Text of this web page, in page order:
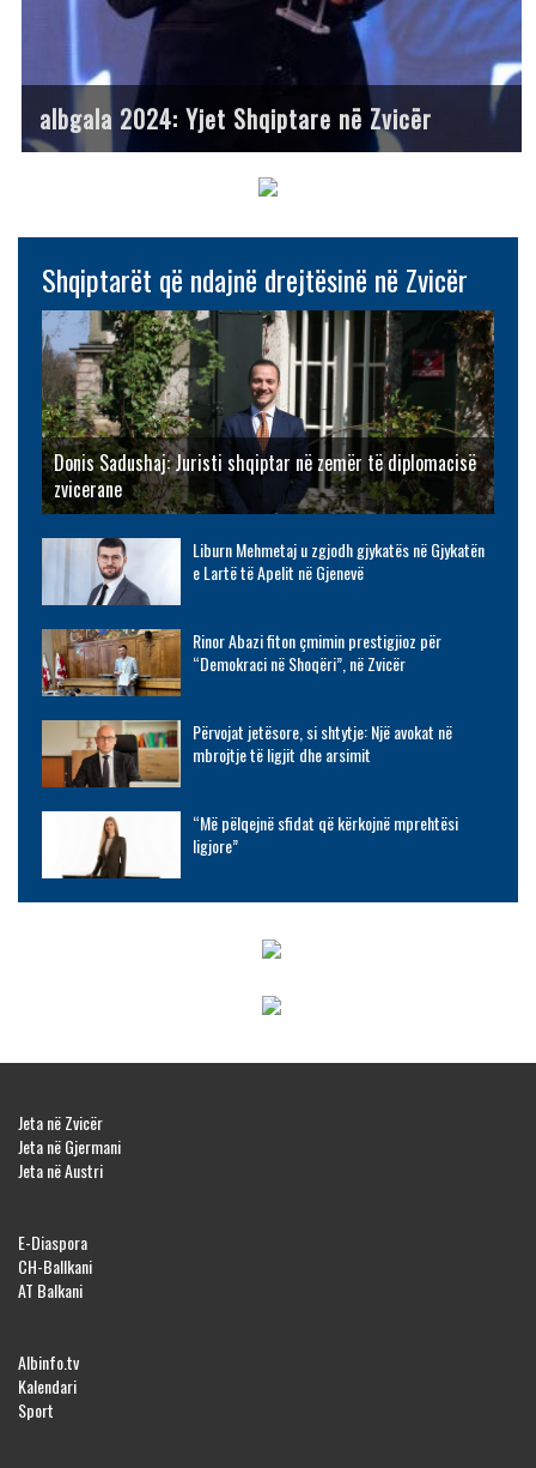
albgala 2024: Yjet Shqiptare në Zvicër
Shqiptarët që ndajnë drejtësinë në Zvicër
Donis Sadushaj: Juristi shqiptar në zemër të diplomacisë
zvicerane
Liburn Mehmetaj u zgjodh gjykatës në Gjykatën
e Lartë të Apelit në Gjenevë
Rinor Abazi fiton çmimin prestigjioz për
“Demokraci në Shoqëri”, në Zvicër
Përvojat jetësore, si shtytje: Një avokat në
mbrojtje të ligjit dhe arsimit
“Më pëlqejnë sfidat që kërkojnë mprehtësi
ligjore”
Jeta në Zvicër
Jeta në Gjermani
Jeta në Austri
E-Diaspora
CH-Ballkani
AT Balkani
Albinfo.tv
Kalendari
Sport